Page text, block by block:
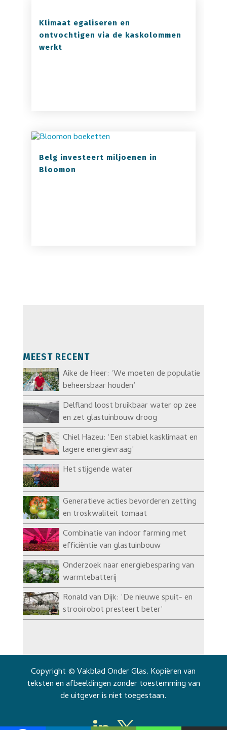
Klimaat egaliseren en
ontvochtigen via de kaskolommen
werkt
Belg investeert miljoenen in
Bloomon
MEEST RECENT
Aike de Heer: ‘We moeten de populatie
beheersbaar houden’
Delfland loost bruikbaar water op zee
en zet glastuinbouw droog
Chiel Hazeu: ‘Een stabiel kasklimaat en
lagere energievraag’
Het stijgende water
Generatieve acties bevorderen zetting
en troskwaliteit tomaat
Combinatie van indoor farming met
efficiëntie van glastuinbouw
Onderzoek naar energiebesparing van
warmtebatterij
Ronald van Dijk: ‘De nieuwe spuit- en
strooirobot presteert beter’
Copyright © Vakblad Onder Glas. Kopiëren van
teksten en afbeeldingen zonder toestemming van
de uitgever is niet toegestaan.